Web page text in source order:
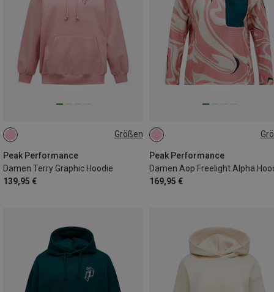
Größen
Peak Performance
Damen Terry Graphic Hoodie
139,95 €
XS
Peak Performance
Damen Aop Freelight Alpha
169,95 €
XS